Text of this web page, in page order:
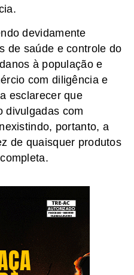
devidamente
de saúde e controle do
à população e
com diligência e
esclarecer que
divulgadas com
portanto, a
de quaisquer produtos